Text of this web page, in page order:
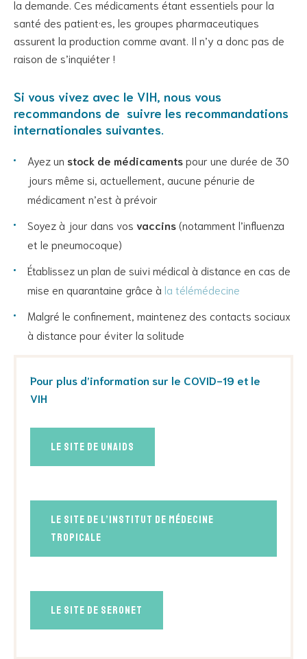
la demande. Ces médicaments étant essentiels pour la
santé des patient·es, les groupes pharmaceutiques
assurent la production comme avant. Il n’y a donc pas de
raison de s’inquiéter !
Si vous vivez avec le VIH, nous vous
recommandons de suivre les recommandations
internationales suivantes.
Ayez un stock de médicamentspour une durée de 30
jours même si, actuellement, aucune pénurie de
médicament n’est à prévoir
Soyez à jour dans vos vaccins(notamment l’influenza
et le pneumocoque)
Établissez un plan de suivi médical à distance en cas de
mise en quarantaine grâce à la télémédecine
Malgré le confinement, maintenez des contacts sociaux
à distance pour éviter la solitude
Pour plus d’information sur le COVID-19 et le
VIH
Le site de UNAIDS
Le site de l’Institut de Médecine
Tropicale
Le site de Seronet